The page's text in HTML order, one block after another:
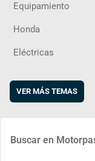
Equipamiento
Honda
Eléctricas
VER MÁS TEMAS